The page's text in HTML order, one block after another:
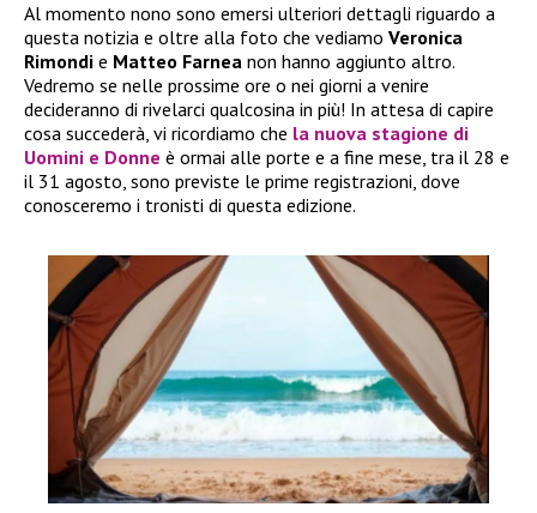
Al momento nono sono emersi ulteriori dettagli riguardo a
questa notizia e oltre alla foto che vediamo Veronica
Rimondi e Matteo Farnea non hanno aggiunto altro.
Vedremo se nelle prossime ore o nei giorni a venire
decideranno di rivelarci qualcosina in più! In attesa di capire
cosa succederà, vi ricordiamo che la nuova stagione di
Uomini e Donne è ormai alle porte e a fine mese, tra il 28 e
il 31 agosto, sono previste le prime registrazioni, dove
conosceremo i tronisti di questa edizione.